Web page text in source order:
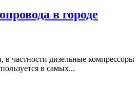
в городе
в частности дизельные компрессоры
в самых...